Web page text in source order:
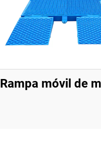
Rampa móvil de